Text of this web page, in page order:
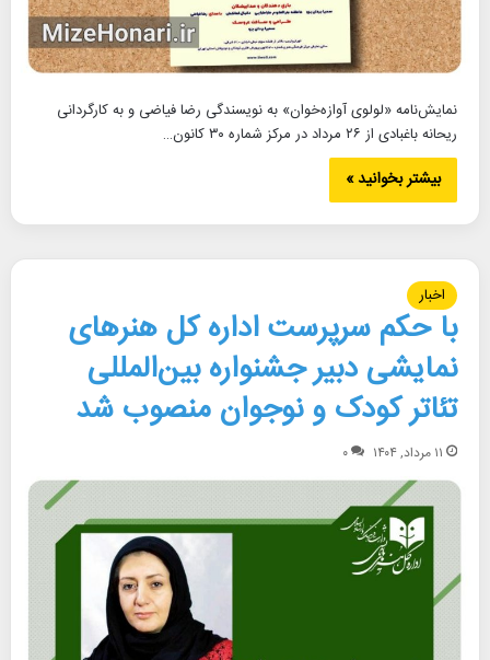
نمایش‌نامه «لولوی آوازه‌خوان» به نویسندگی رضا فیاضی و به کارگردانی
ریحانه باغبادی از ۲۶ مرداد در مرکز شماره ۳۰ کانون…
بیشتر بخوانید »
اخبار
با حکم سرپرست اداره کل هنرهای
نمایشی دبیر جشنواره بین‌المللی
تئاتر کودک و نوجوان منصوب شد
۱۱ مرداد, ۱۴۰۴ ۰